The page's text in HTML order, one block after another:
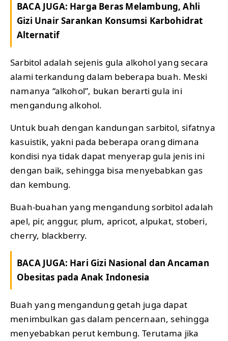
BACA JUGA: Harga Beras Melambung, Ahli
Gizi Unair Sarankan Konsumsi Karbohidrat
Alternatif
Sarbitol adalah sejenis gula alkohol yang secara
alami terkandung dalam beberapa buah. Meski
namanya “alkohol”, bukan berarti gula ini
mengandung alkohol.
Untuk buah dengan kandungan sarbitol, sifatnya
kasuistik, yakni pada beberapa orang dimana
kondisi nya tidak dapat menyerap gula jenis ini
dengan baik, sehingga bisa menyebabkan gas
dan kembung.
Buah-buahan yang mengandung sorbitol adalah
apel, pir, anggur, plum, apricot, alpukat, stoberi,
cherry, blackberry.
BACA JUGA: Hari Gizi Nasional dan Ancaman
Obesitas pada Anak Indonesia
Buah yang mengandung getah juga dapat
menimbulkan gas dalam pencernaan, sehingga
menyebabkan perut kembung. Terutama jika